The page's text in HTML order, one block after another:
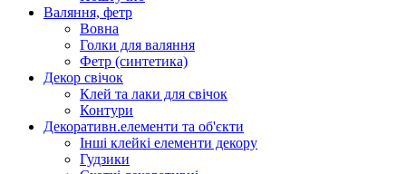
Валяння, фетр
Вовна
Голки для валяння
Фетр (синтетика)
Декор свічок
Клей та лаки для свічок
Контури
Декоративн.елементи та об'єкти
Інші клейкі елементи декору
Гудзики